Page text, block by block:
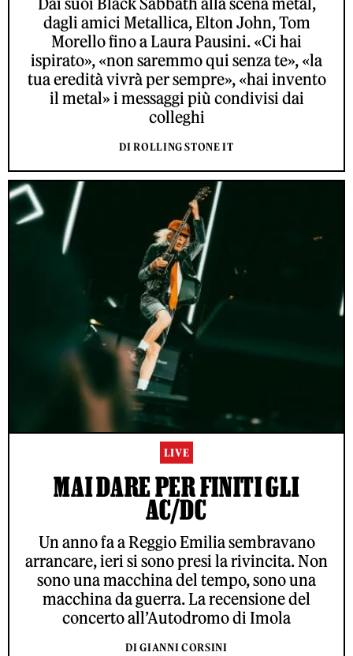
dagli amici Metallica, Elton John, Tom
Morello fino a Laura Pausini. «Ci hai
ispirato», «non saremmo qui senza te», «la
tua eredità vivrà per sempre», «hai invento
il metal» i messaggi più condivisi dai
colleghi
DI ROLLING STONE IT
LIVE
MAI DARE PER FINITI GLI
AC/DC
Un anno fa a Reggio Emilia sembravano
arrancare, ieri si sono presi la rivincita. Non
sono una macchina del tempo, sono una
macchina da guerra. La recensione del
concerto all’Autodromo di Imola
DI GIANNI CORSINI